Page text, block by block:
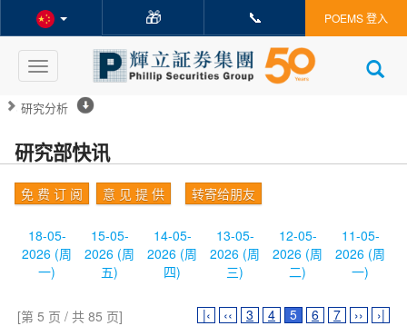
🎁 📞 POEMS 登入
Toggle
navigation
研究分析
研究部快讯
免 费 订 阅 意 见 提 供 转寄给朋友
18-05-
2026 (周
一)
15-05-
2026 (周
五)
14-05-
2026 (周
四)
13-05-
2026 (周
三)
12-05-
2026 (周
二)
11-05-
2026 (周
一)
[第 5 页 / 共 85 页] |‹ ‹‹ 3 4 5 6 7 ›› ›|